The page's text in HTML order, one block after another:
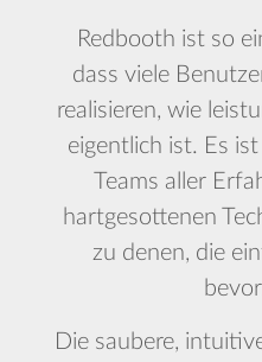
Redbooth ist so
dass viele
realisieren, wie
eigentlich ist. Es
Teams aller
hartgesottenen
zu denen, die
Die saubere,